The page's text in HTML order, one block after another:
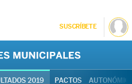
SUSCRÍBETE
2019 PACTOS